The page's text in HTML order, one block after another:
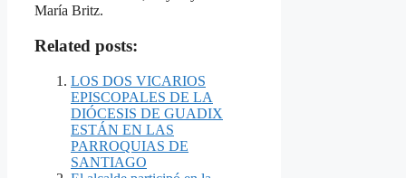
María Britz.
Related posts:
LOS DOS VICARIOS
EPISCOPALES DE LA
DIÓCESIS DE GUADIX
ESTÁN EN LAS
PARROQUIAS DE
SANTIAGO